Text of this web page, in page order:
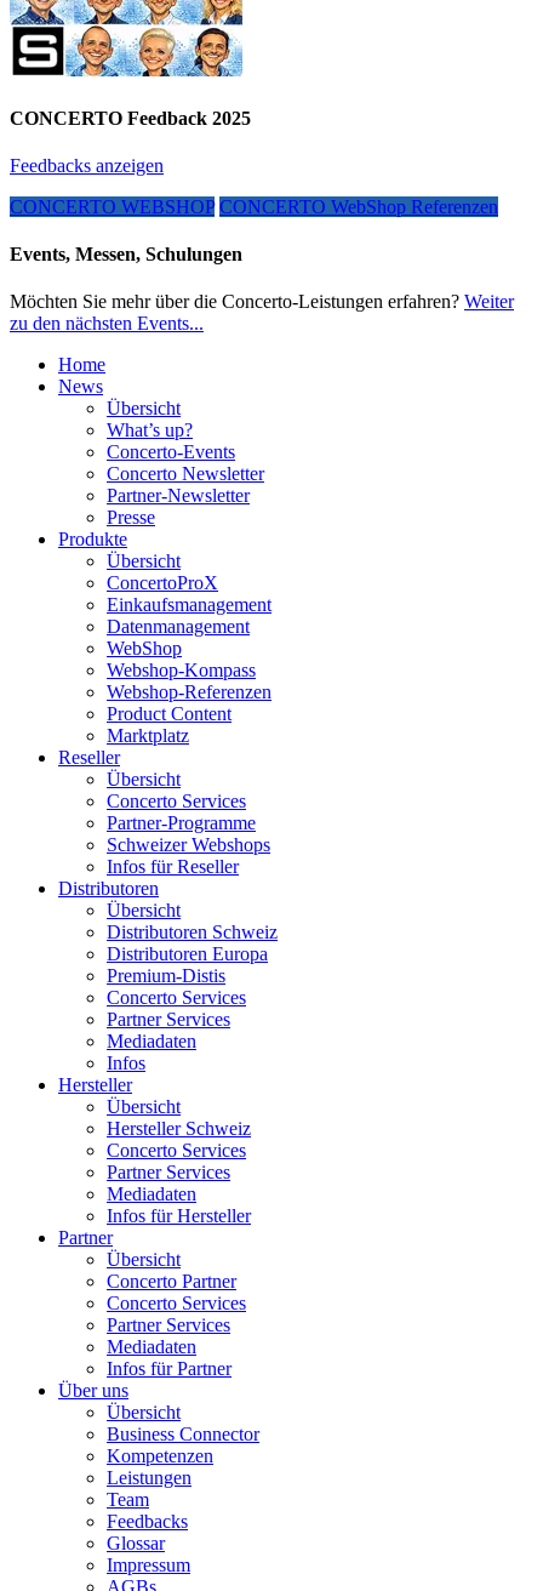
CONCERTO Feedback 2025
Feedbacks anzeigen
CONCERTO WEBSHOP CONCERTO WebShop Referenzen
Events, Messen, Schulungen
Möchten Sie mehr über die Concerto-Leistungen erfahren? Weiter
zu den nächsten Events...
Home
News
Übersicht
What’s up?
Concerto-Events
Concerto Newsletter
Partner-Newsletter
Presse
Produkte
Übersicht
ConcertoProX
Einkaufsmanagement
Datenmanagement
WebShop
Webshop-Kompass
Webshop-Referenzen
Product Content
Marktplatz
Reseller
Übersicht
Concerto Services
Partner-Programme
Schweizer Webshops
Infos für Reseller
Distributoren
Übersicht
Distributoren Schweiz
Distributoren Europa
Premium-Distis
Concerto Services
Partner Services
Mediadaten
Infos
Hersteller
Übersicht
Hersteller Schweiz
Concerto Services
Partner Services
Mediadaten
Infos für Hersteller
Partner
Übersicht
Concerto Partner
Concerto Services
Partner Services
Mediadaten
Infos für Partner
Über uns
Übersicht
Business Connector
Kompetenzen
Leistungen
Team
Feedbacks
Glossar
Impressum